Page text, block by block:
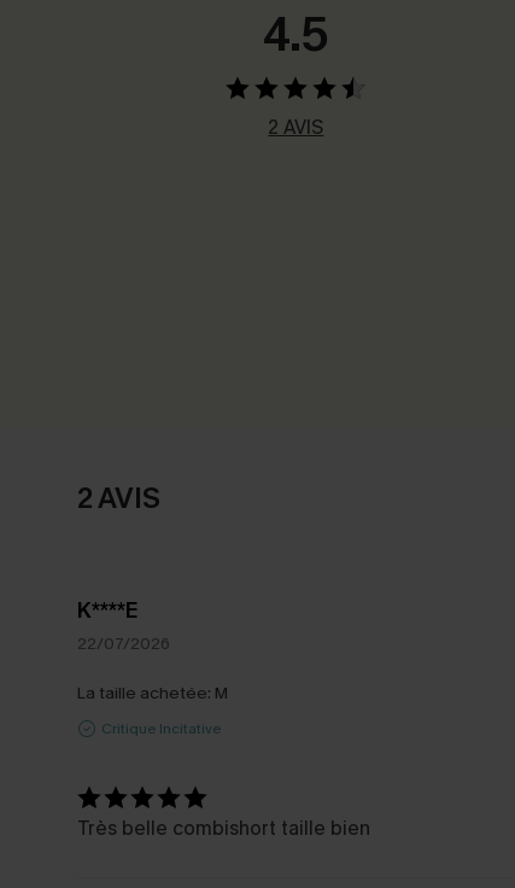
4.5
2 AVIS
2 AVIS
K****E
22/07/2026
La taille achetée: M
Critique Incitative
Très belle combishort taille bien